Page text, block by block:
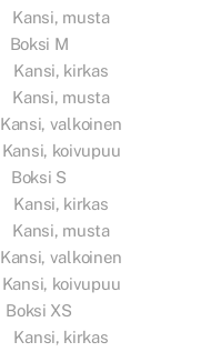
Kansi, musta
Boksi M
Kansi, kirkas
Kansi, musta
Kansi, valkoinen
Kansi, koivupuu
Boksi S
Kansi, kirkas
Kansi, musta
Kansi, valkoinen
Kansi, koivupuu
Boksi XS
Kansi, kirkas